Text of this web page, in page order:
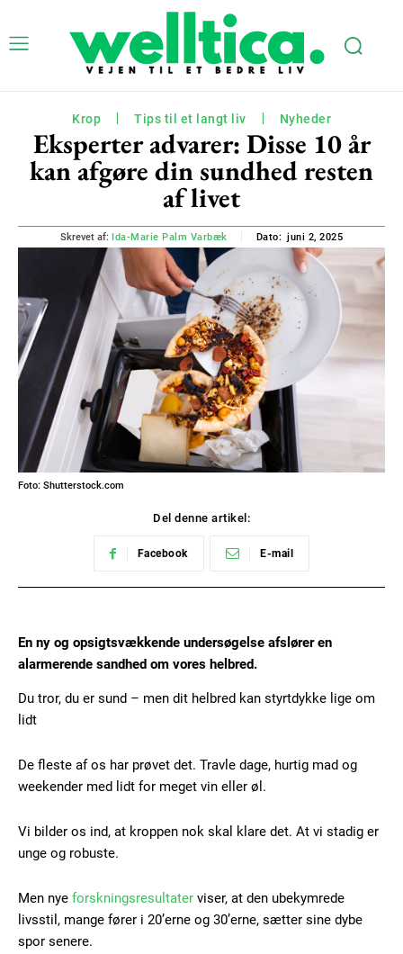
Krop Tips til et langt liv Nyheder
Eksperter advarer: Disse 10 år
kan afgøre din sundhed resten
af livet
Skrevet af: Ida-Marie Palm Varbæk Dato: juni 2, 2025
Foto: Shutterstock.com
Del denne artikel:
Facebook E-mail
En ny og opsigtsvækkende undersøgelse afslører en
alarmerende sandhed om vores helbred.
Du tror, du er sund – men dit helbred kan styrtdykke lige om
lidt
De fleste af os har prøvet det. Travle dage, hurtig mad og
weekender med lidt for meget vin eller øl.
Vi bilder os ind, at kroppen nok skal klare det. At vi stadig er
unge og robuste.
Men nye forskningsresultater viser, at den ubekymrede
livsstil, mange fører i 20’erne og 30’erne, sætter sine dybe
spor senere.